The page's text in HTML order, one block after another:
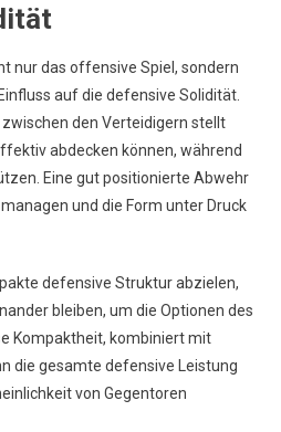
nur das offensive Spiel, sondern
auf die defensive Solidität.
den Verteidigern stellt
abdecken können, während
Eine gut positionierte Abwehr
und die Form unter Druck
defensive Struktur abzielen,
bleiben, um die Optionen des
Kompaktheit, kombiniert mit
die gesamte defensive Leistung
von Gegentoren